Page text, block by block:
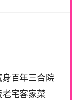
百年三合院
宅客家菜